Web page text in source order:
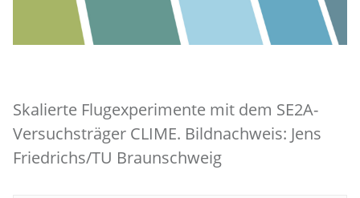
Skalierte Flugexperimente mit dem SE2A-
Versuchsträger CLIME. Bildnachweis: Jens
Friedrichs/TU Braunschweig